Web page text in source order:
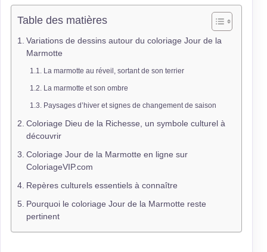
Table des matières
Variations de dessins autour du coloriage Jour de la
Marmotte
La marmotte au réveil, sortant de son terrier
La marmotte et son ombre
Paysages d’hiver et signes de changement de saison
Coloriage Dieu de la Richesse, un symbole culturel à
découvrir
Coloriage Jour de la Marmotte en ligne sur
ColoriageVIP.com
Repères culturels essentiels à connaître
Pourquoi le coloriage Jour de la Marmotte reste
pertinent